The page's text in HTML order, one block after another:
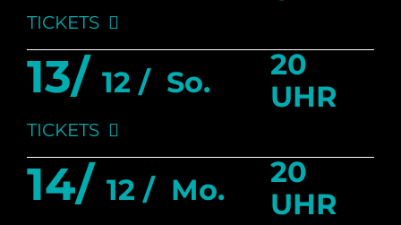
TICKETS
13/ 12 / So.
20
UHR
TICKETS
14/ 12 / Mo.
20
UHR